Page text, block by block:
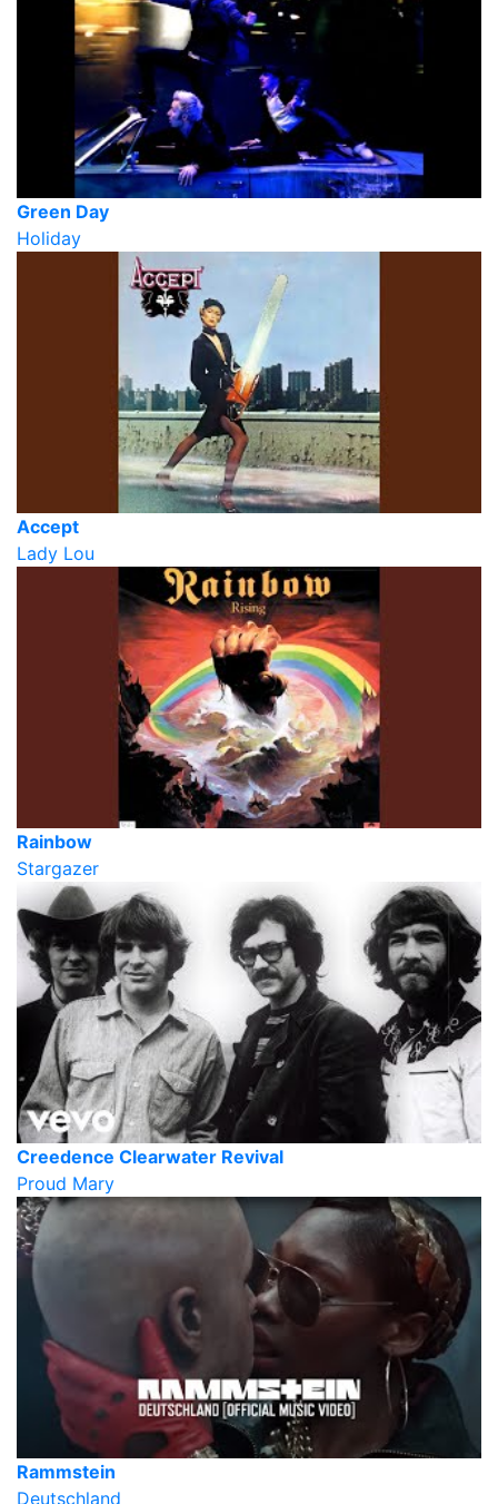
Green Day
Holiday
Accept
Lady Lou
Rainbow
Stargazer
Creedence Clearwater Revival
Proud Mary
Rammstein
Deutschland